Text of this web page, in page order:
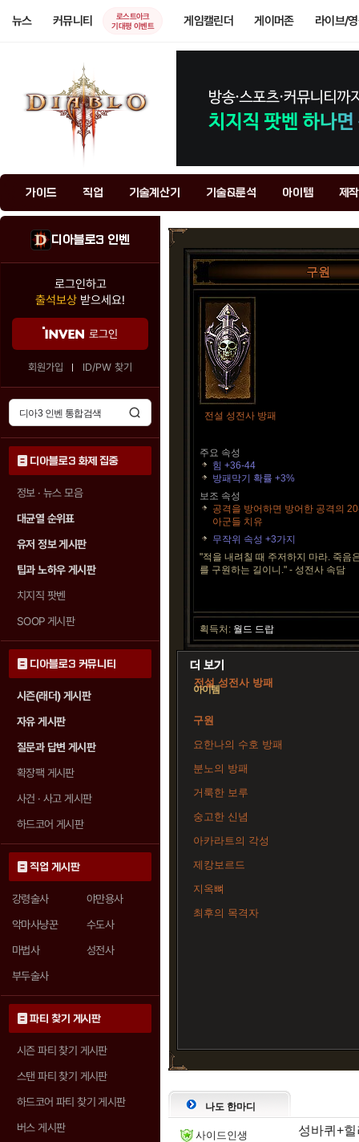
뉴스 커뮤니티
로스트아크
기대평 이벤트
게임캘린더 게이머존 라이브/
가이드 직업 기술계산기 기술&룬석 아이템 제
디아블로3 인벤
로그인하고
출석보상 받으세요!
로그인
회원가입 ID/PW 찾기
디아블로3 화제 집중
정보 · 뉴스 모음
대균열 순위표
유저 정보 게시판
팁과 노하우 게시판
치지직 팟벤
SOOP 게시판
디아블로3 커뮤니티
시즌(래더) 게시판
자유 게시판
질문과 답변 게시판
확장팩 게시판
사건 · 사고 게시판
하드코어 게시판
직업 게시판
강령술사
야만용사
악마사냥꾼
수도사
마법사
성전사
부두술사
파티 찾기 게시판
시즌 파티 찾기 게시판
스탠 파티 찾기 게시판
하드코어 파티 찾기 게시판
버스 게시판
구원
전설 성전사 방패
주요 속성
힘 +36-44
방패막기 확률 +3%
보조 속성
공격을 방어하면 방어한 공격의
아군들 치유
무작위 속성 +3가지
"적을 내려칠 때 주저하지 마라. 죽음
를 구원하는 길이니." - 성전사 속담
획득처: 월드 드랍
전설 성전사 방패
아이템
구원
요한나의 수호 방패
분노의 방패
거룩한 보루
숭고한 신념
아카라트의 각성
제캉보르드
지옥뼈
최후의 목격자
나도 한마디
사이드인생 성바퀴+